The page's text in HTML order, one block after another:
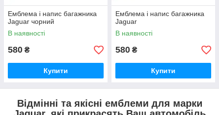
Емблема і напис багажника
Jaguar чорний
В наявності
580 ₴
Купити
Емблема і напис багажника
Jaguar
В наявності
580 ₴
Купити
Відмінні та якісні емблеми для марки